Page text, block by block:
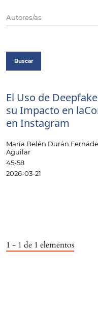
Buscar
El Uso de
su Impacto en
en Instagram
María Belén Durán
Aguilar
45-58
2026-03-21
1 - 1 de 1 elementos